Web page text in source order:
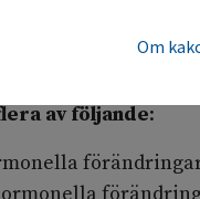
provtagning
av följande:
Om